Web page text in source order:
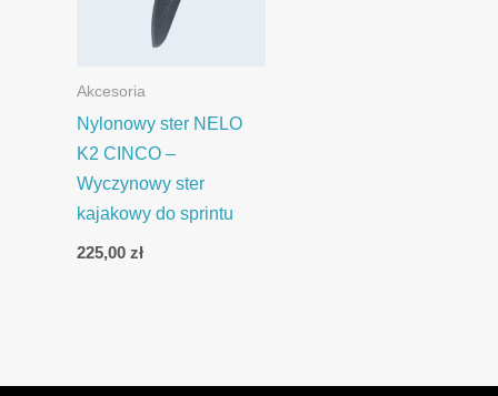
Akcesoria
Nylonowy ster NELO
K2 CINCO –
Wyczynowy ster
kajakowy do sprintu
225,00zł